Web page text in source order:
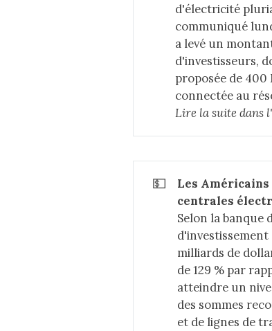
d'électricité
communiqué
a levé un
d'investisseurs,
proposée de
connectée au
Lire la suite dans
💵
Les Américains
centrales
Selon la banque
d'investissement
milliards de
de 129 % par
atteindre un
des sommes
et de lignes de